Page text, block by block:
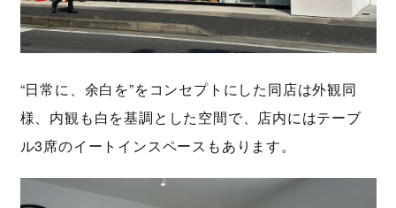
“日常に、余白を”をコンセプトにした同店は外観同
様、内観も白を基調とした空間で、店内にはテーブ
ル3席のイートインスペースもあります。